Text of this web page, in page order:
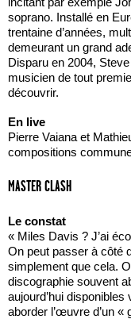
soprano. Installé en
trentaine d’années,
demeurant un grand
Disparu en 2004,
musicien de tout
découvrir.
En live
Pierre Vaiana et
compositions
MASTER CLASH
Le constat
« Miles Davis ? J’ai
On peut passer à côté
simplement que cela.
discographie souvent
aujourd’hui
aborder l’œuvre d’un «